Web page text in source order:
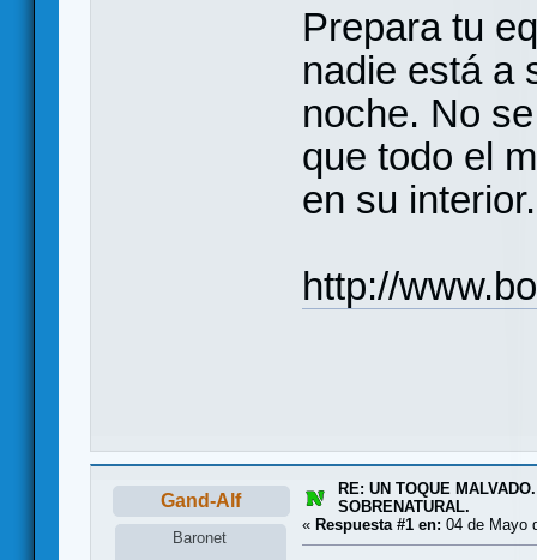
Prepara tu
nadie está a
noche. No
que todo el
en su interior.
http://
Gand-Alf
Baronet
RE: UN TOQUE
SOBRENATURAL.
« Respuesta #1 en: 04 de Mayo